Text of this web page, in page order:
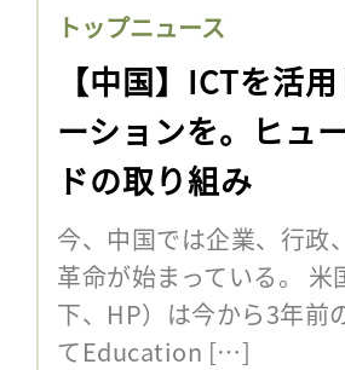
トップニュース
【中国】ICTを活
ーションを。ヒュ
ドの取り組み
今、中国では企業、行政
革命が始まっている。
下、HP）は今から3年前
てEducation […]